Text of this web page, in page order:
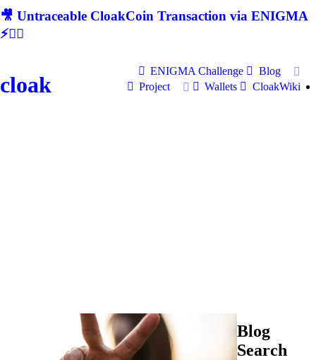
🎥 Untraceable CloakCoin Transaction via ENIGMA
⚡🕵‍♂
cloak
ENIGMA Challenge
Blog
Project
Wallets CloakWiki
Blog
Search